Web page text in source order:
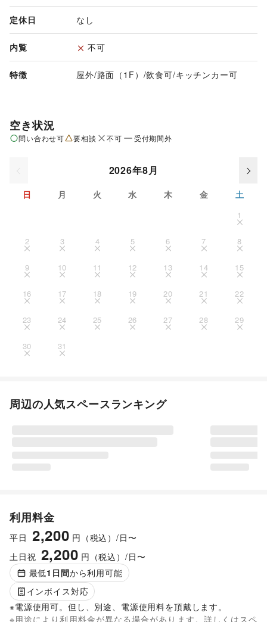
定休日 なし
内覧 不可
特徴 屋外/路面（1F） /飲食可/キッチンカー可
空き状況
問い合わせ可 要相談 不可 受付期間外
2026年8月
日 月 火 水 木 金 土
1
2 3 4 5 6 7 8
9 10 11 12 13 14 15
16 17 18 19 20 21 22
23 24 25 26 27 28 29
30 31
周辺の人気スペースランキング
利用料金
平日 2,200 円（税込）/日〜
土日祝 2,200 円（税込）/日〜
最低1 日間から利用可能
インボイス対応
※電源使用可。但し、別途、電源使用料を頂戴します。
※用途により利用料金が異なる場合があります。詳しくはスペ